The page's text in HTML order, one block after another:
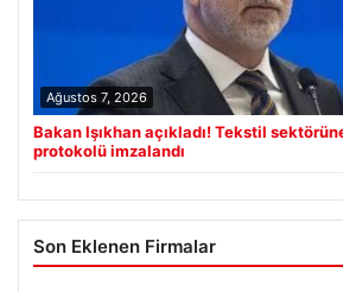
Ağustos 7, 2026
Bakan Işıkhan açıkladı! Tekstil
protokolü imzalandı
Son Eklenen Firmalar